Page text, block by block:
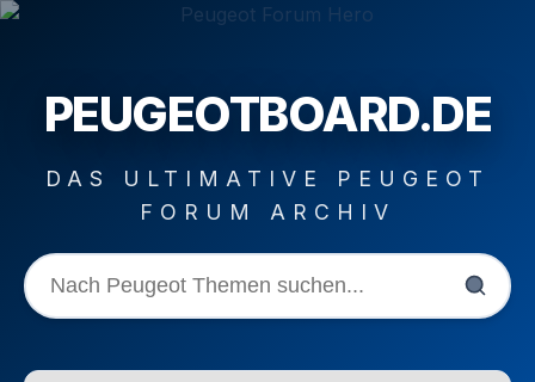
PEUGEOTBOARD.DE
DAS ULTIMATIVE PEUGEOT
FORUM ARCHIV